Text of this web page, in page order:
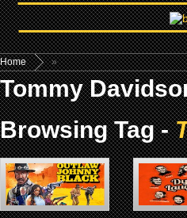
Home »
Tommy
Browsing Tag -